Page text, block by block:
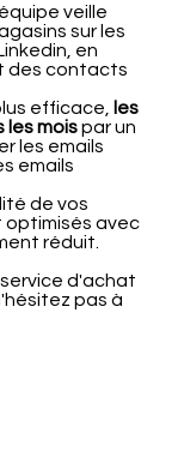
veille
sur les
en
des contacts
efficace,
les
les moispar un
les emails
emails
de vos
optimisés avec
réduit.
d'achat
pas à